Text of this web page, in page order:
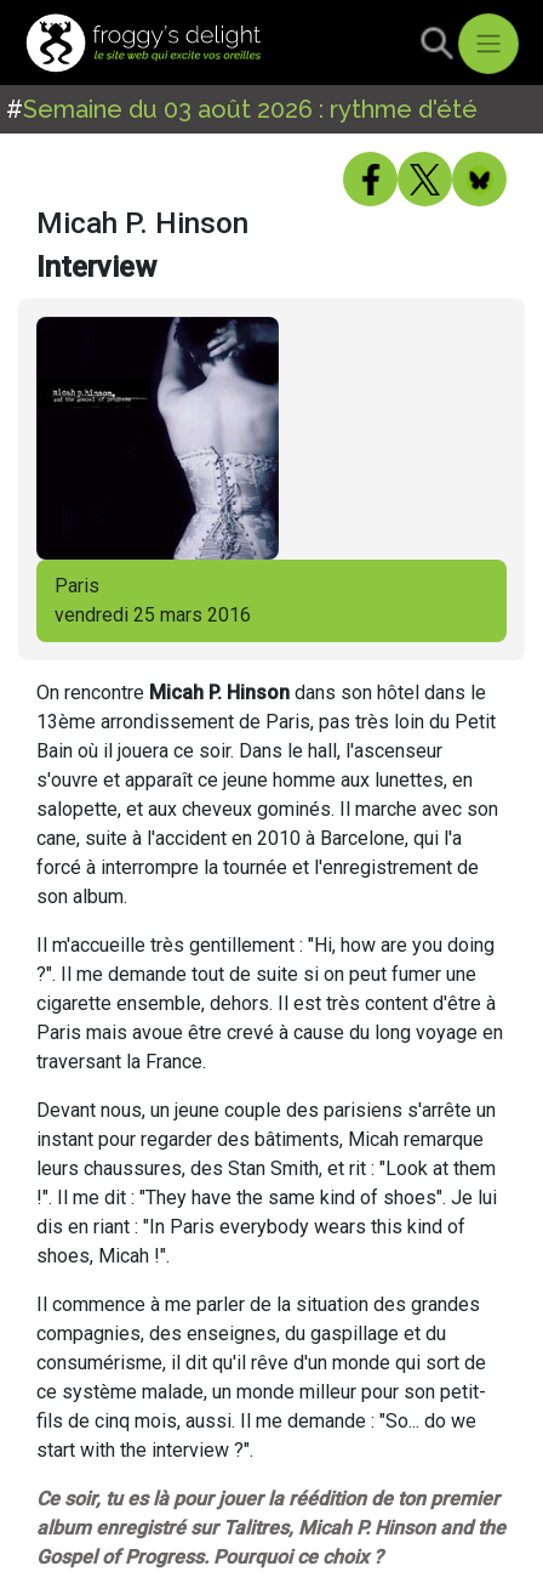
#Semaine du 03 août 2026 : rythme d'été
Micah P. Hinson
Interview
Paris
vendredi 25 mars 2016
On rencontre Micah P. Hinson dans son hôtel dans le
13ème arrondissement de Paris, pas très loin du Petit
Bain où il jouera ce soir. Dans le hall, l'ascenseur
s'ouvre et apparaît ce jeune homme aux lunettes, en
salopette, et aux cheveux gominés. Il marche avec son
cane, suite à l'accident en 2010 à Barcelone, qui l'a
forcé à interrompre la tournée et l'enregistrement de
son album.
Il m'accueille très gentillement : "Hi, how are you doing
?". Il me demande tout de suite si on peut fumer une
cigarette ensemble, dehors. Il est très content d'être à
Paris mais avoue être crevé à cause du long voyage en
traversant la France.
Devant nous, un jeune couple des parisiens s'arrête un
instant pour regarder des bâtiments, Micah remarque
leurs chaussures, des Stan Smith, et rit : "Look at them
!". Il me dit : "They have the same kind of shoes". Je lui
dis en riant : "In Paris everybody wears this kind of
shoes, Micah !".
Il commence à me parler de la situation des grandes
compagnies, des enseignes, du gaspillage et du
consumérisme, il dit qu'il rêve d'un monde qui sort de
ce système malade, un monde milleur pour son petit-
fils de cinq mois, aussi. Il me demande : "So... do we
start with the interview ?".
Ce soir, tu es là pour jouer la réédition de ton premier
album enregistré sur Talitres, Micah P. Hinson and the
Gospel of Progress. Pourquoi ce choix ?